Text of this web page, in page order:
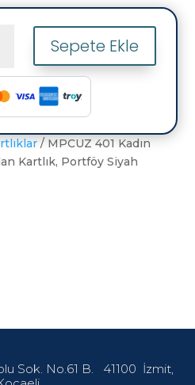
Sepete Ekle
/ MPCUZ 401 Kadın
Kartlık, Portföy Siyah
Sok. No.61 B. 41100 İzmit,